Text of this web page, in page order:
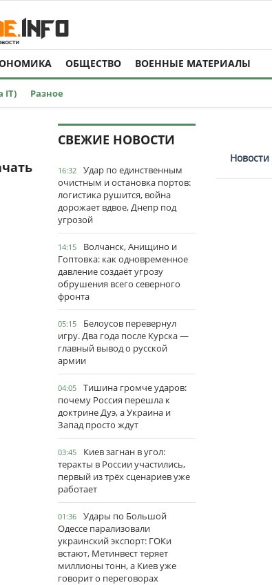
ОБЩЕСТВО ВОЕННЫЕ МАТЕРИАЛЫ
IT) Разное
СВЕЖИЕ НОВОСТИ
16:32
Удар по единственным
очистным и остановка портов:
логистика рушится, война
дорожает вдвое, Днепр под
угрозой
14:15
Волчанск, Анищино и
Гоптовка: как одновременное
давление создаёт угрозу
обрушения всего северного
фронта
05:15
Белоусов перевернул
игру. Два года после Курска —
главный вывод о русской
армии
04:05
Тишина громче ударов:
почему Россия перешла к
доктрине Дуэ, а Украина и
Запад просто ждут
03:45
Киев загнан в угол:
теракты в России участились,
первый из трёх сценариев уже
работает
01:36
Удары по Большой
Одессе парализовали
украинский экспорт: ГОКи
встают, Метинвест теряет
миллионы тонн, а Киев уже
говорит о переговорах